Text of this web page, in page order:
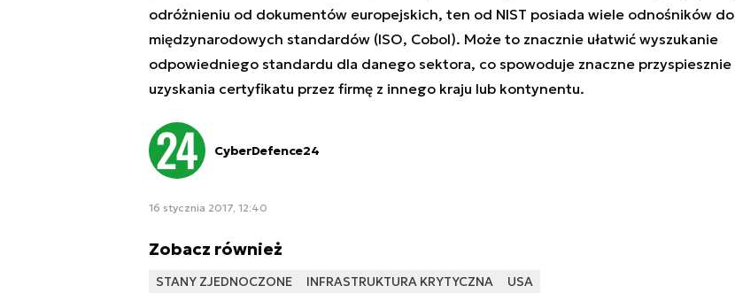
odróżnieniu od dokumentów europejskich, ten od NIST posiada wiele odnośników do
międzynarodowych standardów (ISO, Cobol). Może to znacznie ułatwić wyszukanie
odpowiedniego standardu dla danego sektora, co spowoduje znaczne przyspiesznie
uzyskania certyfikatu przez firmę z innego kraju lub kontynentu.
CyberDefence24
16 stycznia 2017, 12:40
Zobacz również
STANY ZJEDNOCZONE INFRASTRUKTURA KRYTYCZNA USA